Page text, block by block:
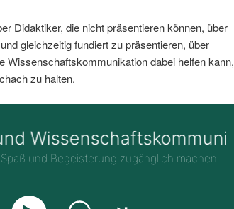
Didaktiker, die nicht präsentieren können, über
gleichzeitig fundiert zu präsentieren, über
Wissenschaftskommunikation dabei helfen kann,
zu halten.